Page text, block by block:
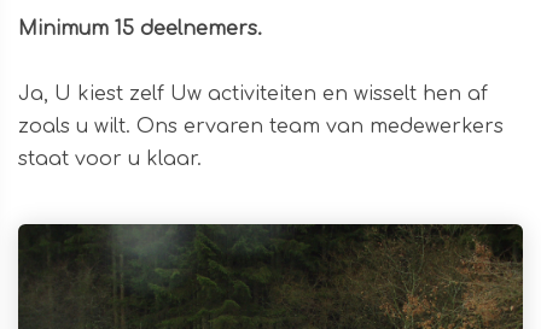
Minimum 15 deelnemers.
Ja, U kiest zelf Uw activiteiten en wisselt hen af
zoals u wilt. Ons ervaren team van medewerkers
staat voor u klaar.